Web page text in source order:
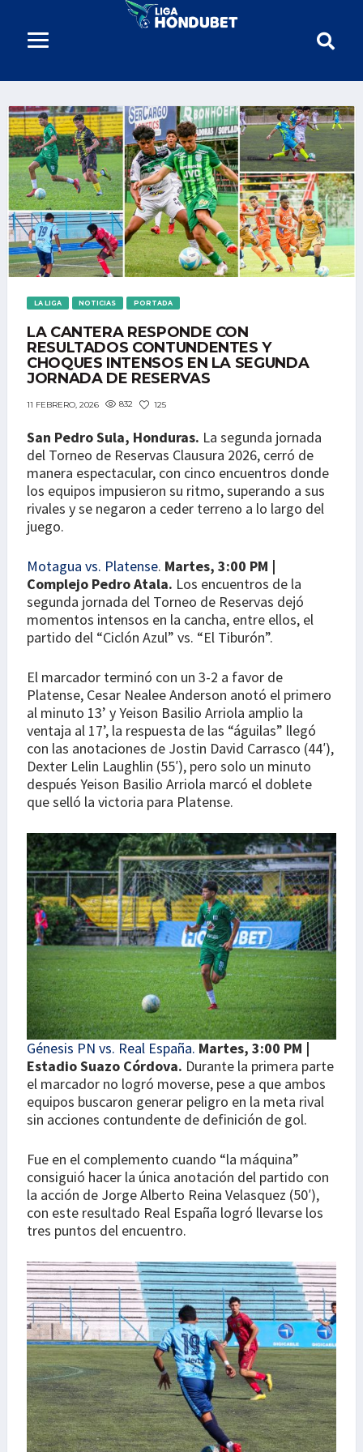
LA LIGA NOTICIAS PORTADA
LA CANTERA RESPONDE CON
RESULTADOS CONTUNDENTES Y
CHOQUES INTENSOS EN LA SEGUNDA
JORNADA DE RESERVAS
11 FEBRERO, 2026 832 125
San Pedro Sula, Honduras. La segunda jornada
del Torneo de Reservas Clausura 2026, cerró de
manera espectacular, con cinco encuentros donde
los equipos impusieron su ritmo, superando a sus
rivales y se negaron a ceder terreno a lo largo del
juego.
Motagua vs. Platense. Martes, 3:00 PM |
Complejo Pedro Atala. Los encuentros de la
segunda jornada del Torneo de Reservas dejó
momentos intensos en la cancha, entre ellos, el
partido del “Ciclón Azul” vs. “El Tiburón”.
El marcador terminó con un 3-2 a favor de
Platense, Cesar Nealee Anderson anotó el primero
al minuto 13’ y Yeison Basilio Arriola amplio la
ventaja al 17’, la respuesta de las “águilas” llegó
con las anotaciones de Jostin David Carrasco (44′),
Dexter Lelin Laughlin (55′), pero solo un minuto
después Yeison Basilio Arriola marcó el doblete
que selló la victoria para Platense.
Génesis PN vs. Real España. Martes, 3:00 PM |
Estadio Suazo Córdova. Durante la primera parte
el marcador no logró moverse, pese a que ambos
equipos buscaron generar peligro en la meta rival
sin acciones contundente de definición de gol.
Fue en el complemento cuando “la máquina”
consiguió hacer la única anotación del partido con
la acción de Jorge Alberto Reina Velasquez (50′),
con este resultado Real España logró llevarse los
tres puntos del encuentro.